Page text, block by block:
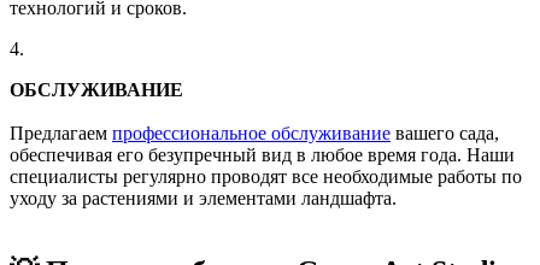
технологий и сроков.
4.
ОБСЛУЖИВАНИЕ
Предлагаем профессиональное обслуживание вашего сада,
обеспечивая его безупречный вид в любое время года. Наши
специалисты регулярно проводят все необходимые работы по
уходу за растениями и элементами ландшафта.